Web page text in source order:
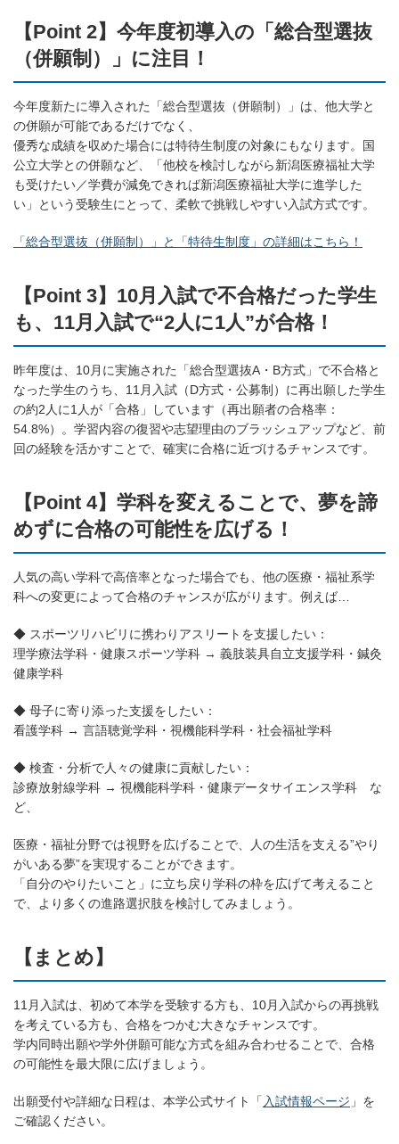
【Point 2】今年度初導入の「総合型選抜
（併願制）」に注目！
今年度新たに導入された「総合型選抜（併願制）」は、他大学と
の併願が可能であるだけでなく、
優秀な成績を収めた場合には特待生制度の対象にもなります。国
公立大学との併願など、「他校を検討しながら新潟医療福祉大学
も受けたい／学費が減免できれば新潟医療福祉大学に進学した
い」という受験生にとって、柔軟で挑戦しやすい入試方式です。
「総合型選抜（併願制）」と「特待生制度」の詳細はこちら！
【Point 3】10月入試で不合格だった学生
も、11月入試で“2人に1人”が合格！
昨年度は、10月に実施された「総合型選抜A・B方式」で不合格と
なった学生のうち、11月入試（D方式・公募制）に再出願した学生
の約2人に1人が「合格」しています（再出願者の合格率：
54.8%）。学習内容の復習や志望理由のブラッシュアップなど、前
回の経験を活かすことで、確実に合格に近づけるチャンスです。
【Point 4】学科を変えることで、夢を諦
めずに合格の可能性を広げる！
人気の高い学科で高倍率となった場合でも、他の医療・福祉系学
科への変更によって合格のチャンスが広がります。例えば…
◆ スポーツリハビリに携わりアスリートを支援したい：
理学療法学科・健康スポーツ学科 → 義肢装具自立支援学科・鍼灸
健康学科
◆ 母子に寄り添った支援をしたい：
看護学科 → 言語聴覚学科・視機能科学科・社会福祉学科
◆ 検査・分析で人々の健康に貢献したい：
診療放射線学科 → 視機能科学科・健康データサイエンス学科 な
ど、
医療・福祉分野では視野を広げることで、人の生活を支える”やり
がいある夢”を実現することができます。
「自分のやりたいこと」に立ち戻り学科の枠を広げて考えること
で、より多くの進路選択肢を検討してみましょう。
【まとめ】
11月入試は、初めて本学を受験する方も、10月入試からの再挑戦
を考えている方も、合格をつかむ大きなチャンスです。
学内同時出願や学外併願可能な方式を組み合わせることで、合格
の可能性を最大限に広げましょう。
出願受付や詳細な日程は、本学公式サイト「 入試情報ページ 」を
ご確認ください。